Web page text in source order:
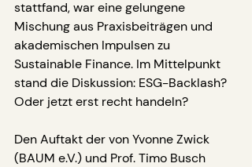
stattfand, war eine gelungene
Mischung aus Praxisbeiträgen und
akademischen Impulsen zu
Sustainable Finance. Im Mittelpunkt
stand die Diskussion: ESG-Backlash?
Oder jetzt erst recht handeln?
Den Auftakt der von Yvonne Zwick
(BAUM e.V.) und Prof. Timo Busch